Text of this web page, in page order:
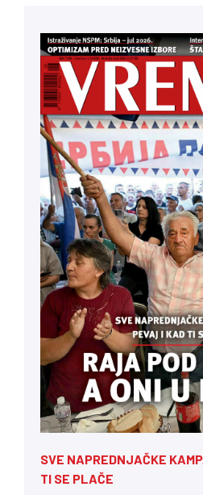
SVE NAPREDNJAČKE
TI SE PLAČE